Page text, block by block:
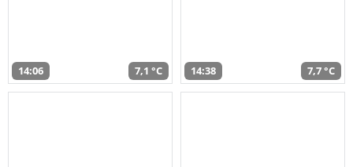
14:06 7,1 °C 14:38 7,7 °C